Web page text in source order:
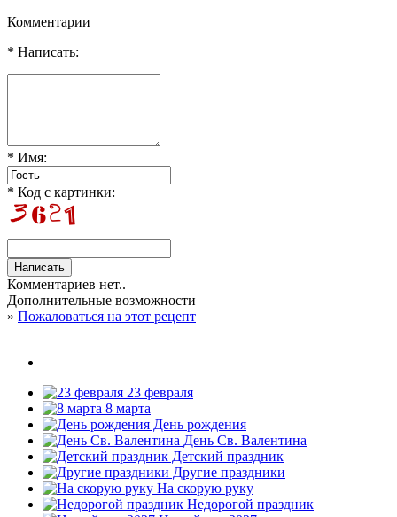
Комментарии
* Написать:
* Имя:
* Код с картинки:
Комментариев нет..
Дополнительные возможности
» Пожаловаться на этот рецепт
23 февраля
8 марта
День рождения
День Св. Валентина
Детский праздник
Другие праздники
На скорую руку
Недорогой праздник